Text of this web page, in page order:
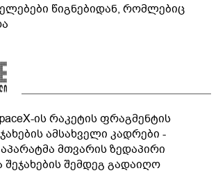
წიგნებიდან, რომლებიც
ის რაკეტის ფრაგმენტის
ამსახველი კადრები -
მთვარის ზედაპირი
შეჯახების შემდეგ გადაიღო